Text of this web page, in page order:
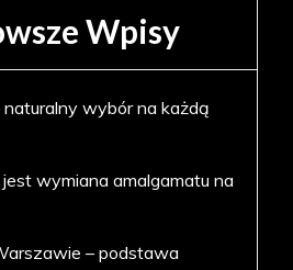
Wpisy
naturalny wybór na każdą
wymiana amalgamatu na
– podstawa